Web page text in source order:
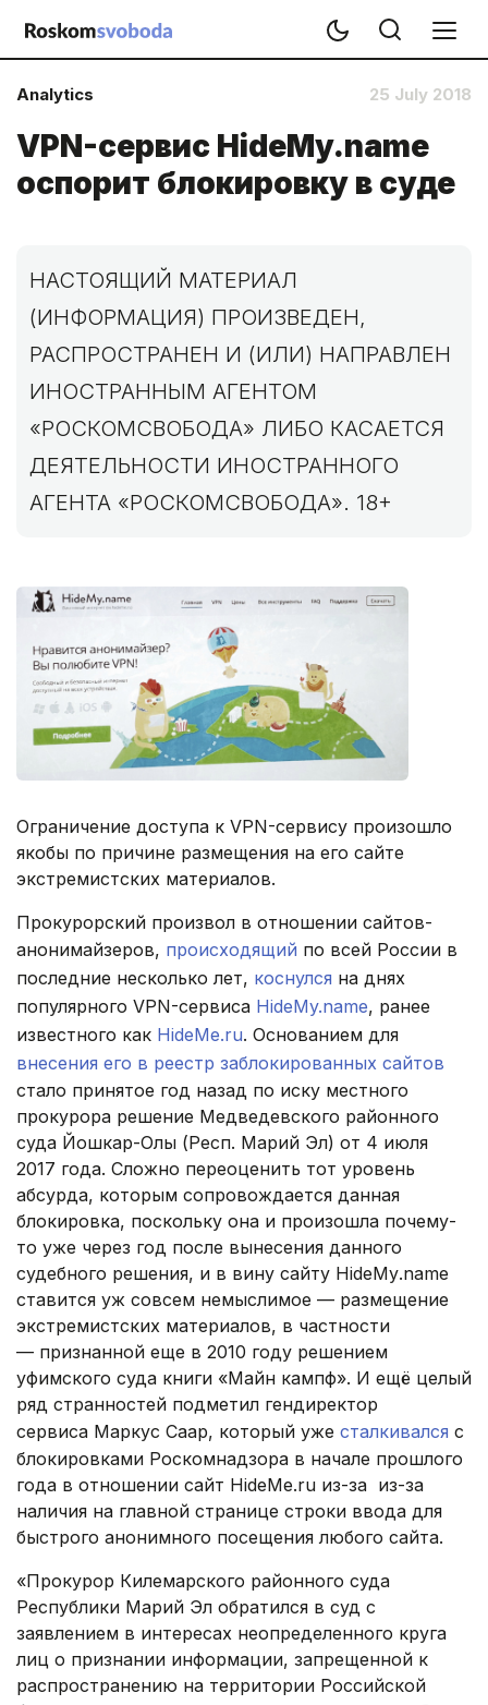
Analytics 25 July 2018
VPN-сервис HideMy.name
оспорит блокировку в суде
НАСТОЯЩИЙ МАТЕРИАЛ
(ИНФОРМАЦИЯ) ПРОИЗВЕДЕН,
РАСПРОСТРАНЕН И (ИЛИ) НАПРАВЛЕН
ИНОСТРАННЫМ АГЕНТОМ
«РОСКОМСВОБОДА» ЛИБО КАСАЕТСЯ
ДЕЯТЕЛЬНОСТИ ИНОСТРАННОГО
АГЕНТА «РОСКОМСВОБОДА». 18+
Ограничение доступа к VPN-сервису произошло
якобы по причине размещения на его сайте
экстремистских материалов.
Прокурорский произвол в отношении сайтов-
анонимайзеров, происходящий по всей России в
последние несколько лет, коснулся на днях
популярного VPN-сервиса HideMy.name, ранее
известного как HideMe.ru. Основанием для
внесения его в реестр заблокированных сайтов
стало принятое год назад по иску местного
прокурора решение Медведевского районного
суда Йошкар-Олы (Респ. Марий Эл) от 4 июля
2017 года. Сложно переоценить тот уровень
абсурда, которым сопровождается данная
блокировка, поскольку она и произошла почему-
то уже через год после вынесения данного
судебного решения, и в вину сайту HіdеMу.name
ставится уж совсем немыслимое — размещение
экстремистских материалов, в частности
— признанной еще в 2010 году решением
уфимского суда книги «Майн кампф». И ещё целый
ряд странностей подметил гендиректор
сервиса Маркус Саар, который уже сталкивался с
блокировками Роскомнадзора в начале прошлого
года в отношении сайт HіdеМе.ru из-за из-за
наличия на главной странице строки ввода для
быстрого анонимного посещения любого сайта.
«Прокурор Килемарского районного суда
Республики Марий Эл обратился в суд с
заявлением в интересах неопределенного круга
лиц о признании информации, запрещенной к
распространению на территории Российской